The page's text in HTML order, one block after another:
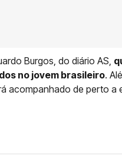
Burgos, do diário AS,
no jovem brasileiro.
acompanhado de perto a